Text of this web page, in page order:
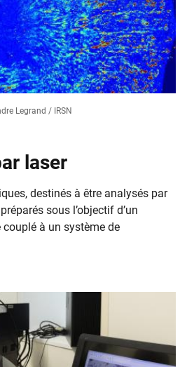
Legrand / IRSN
laser
destinés à être analysés par
sous l’objectif d’un
à un système de